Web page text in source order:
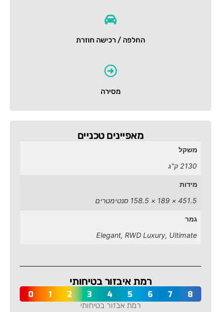
החלפה / רכישה חוזרת
מסירה
מאפיינים טכניים
משקל
2130 ק"ג
מידות
451.5 × 189 × 158.5 סנטימטרים
גמר
Elegant, RWD Luxury, Ultimate
רמת איבזור בטיחותי
רמת אבזור בטיחותי